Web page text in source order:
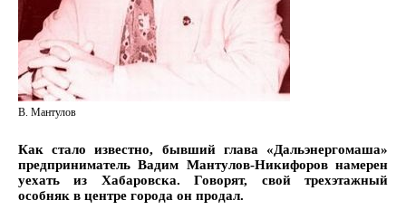
В. Мантулов
Как стало известно, бывший глава «Дальэнергомаша»
предприниматель Вадим Мантулов-Никифоров намерен
уехать из Хабаровска. Говорят, свой трехэтажный
особняк в центре города он продал.